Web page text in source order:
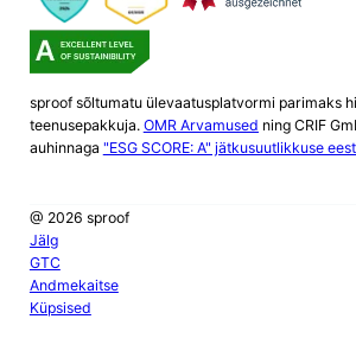
sproof sõltumatu ülevaatusplatvormi parimaks
teenusepakkuja. OMR Arvamused ning CRIF
auhinnaga "ESG SCORE: A" jätkusuutlikkuse
@ 2026 sproof
Jälg
GTC
Andmekaitse
Küpsised